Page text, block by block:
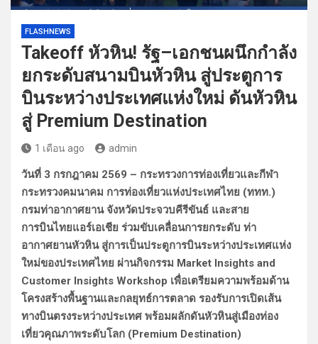
FLASHNEWS
Takeoff หัวหิน! รัฐ–เอกชนผนึกกำลัง
ยกระดับสนามบินหัวหิน สู่ประตูการ
บินระหว่างประเทศแห่งใหม่ ดันหัวหิน
สู่ Premium Destination
1 เดือน ago admin
วันที่ 3 กรกฎาคม 2569 – กระทรวงการท่องเที่ยวและกีฬา
กระทรวงคมนาคม การท่องเที่ยวแห่งประเทศไทย (ททท.)
กรมท่าอากาศยาน จังหวัดประจวบคีรีขันธ์ และสาย
การบินไทยแอร์เอเชีย ร่วมขับเคลื่อนการยกระดับ ท่า
อากาศยานหัวหิน สู่การเป็นประตูการบินระหว่างประเทศแห่ง
ใหม่ของประเทศไทย ผ่านกิจกรรม Market Insights and
Customer Insights Workshop เพื่อเตรียมความพร้อมด้าน
โครงสร้างพื้นฐานและกลยุทธ์การตลาด รองรับการเปิดเส้น
ทางบินตรงระหว่างประเทศ พร้อมผลักดันหัวหินสู่เมืองท่อง
เที่ยวคุณภาพระดับโลก (Premium Destination)